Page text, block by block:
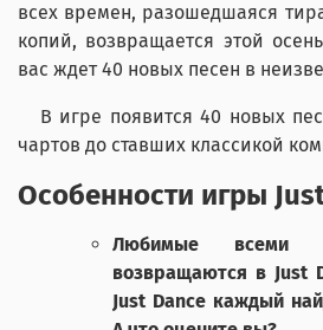
всех времен, разошедшаяся
копий, возвращается этой
вас ждет 40 новых песен в
В игре появится 40 новых
чартов до ставших классикой
Особенности игры
Любимые всеми
возвращаются в Just
Just Dance каждый